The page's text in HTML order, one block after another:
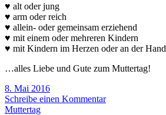
♥ alt oder jung
♥ arm oder reich
♥ allein- oder gemeinsam erziehend
♥ mit einem oder mehreren Kindern
♥ mit Kindern im Herzen oder an der Hand
…alles Liebe und Gute zum Muttertag!
8. Mai 2016
Schreibe einen Kommentar
Muttertag